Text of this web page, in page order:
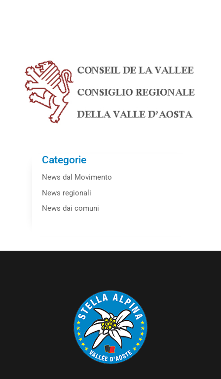
Categorie
News dal Movimento
News regionali
News dai comuni